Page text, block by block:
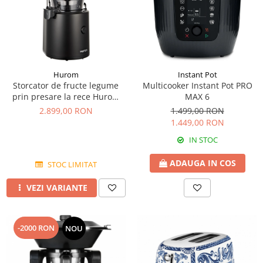
Hurom
Storcator de fructe legume
prin presare la rece Hurom
H320N
2.899,00 RON
STOC LIMITAT
VEZI VARIANTE
Instant Pot
Multicooker Instant Pot PRO
MAX 6
1.499,00 RON
1.449,00 RON
IN STOC
ADAUGA IN COS
-2000 RON NOU